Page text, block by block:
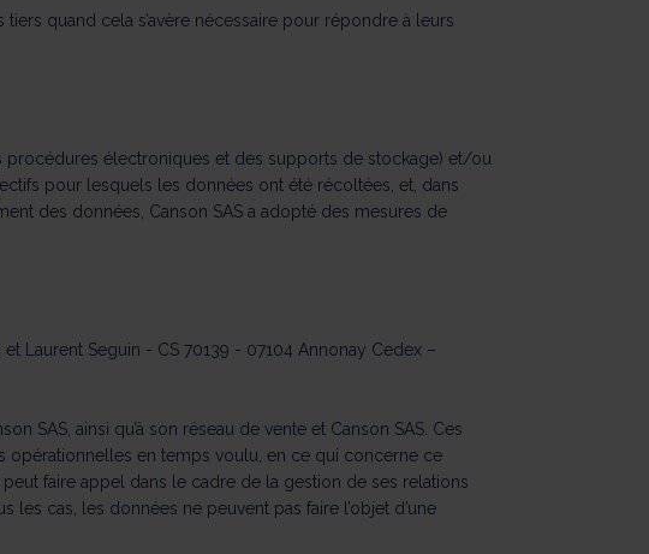
quand cela s’avère nécessaire pour répondre à leurs
procédures électroniques et des supports de stockage) et/ou
pour lesquels les données ont été récoltées, et, dans
des données, Canson SAS a adopté des mesures de
Laurent Seguin - CS 70139 - 07104 Annonay Cedex –
SAS, ainsi qu’à son réseau de vente et Canson SAS. Ces
opérationnelles en temps voulu, en ce qui concerne ce
faire appel dans le cadre de la gestion de ses relations
cas, les données ne peuvent pas faire l’objet d’une